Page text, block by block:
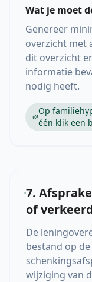
Wat je moet
Genereer
overzicht met
dit overzicht
informatie
nodig heeft.
Op
één klik een
7.
of
De
bestand op
wijziging van